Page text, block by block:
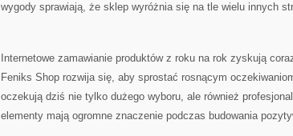
wygody sprawiają, że sklep wyróżnia się na tle wielu innych
Internetowe zamawianie produktów z roku na rok zyskują
Feniks Shop rozwija się, aby sprostać rosnącym
oczekują dziś nie tylko dużego wyboru, ale również
elementy mają ogromne znaczenie podczas budowania